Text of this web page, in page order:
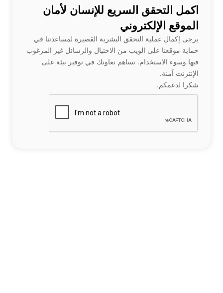
اكمل التحقق السريع للإنسان لأمان
الموقع الإلكتروني
يرجى إكمال عملية التحقق البشرية القصيرة لمساعدتنا في
حماية موقعنا على الويب من الاحتيال والرسائل غير المرغوب
فيها وسوء الاستخدام. تساهم تعاونك في توفير بيئة على
الإنترنت آمنة.
شكرا لدعمكم.